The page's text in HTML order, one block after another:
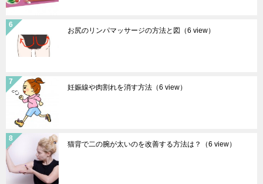
お尻のリンパマッサージの方法と図 （6 view）
妊娠線や肉割れを消す方法 （6 view）
猫背で二の腕が太いのを改善する方法は？ （6 view）